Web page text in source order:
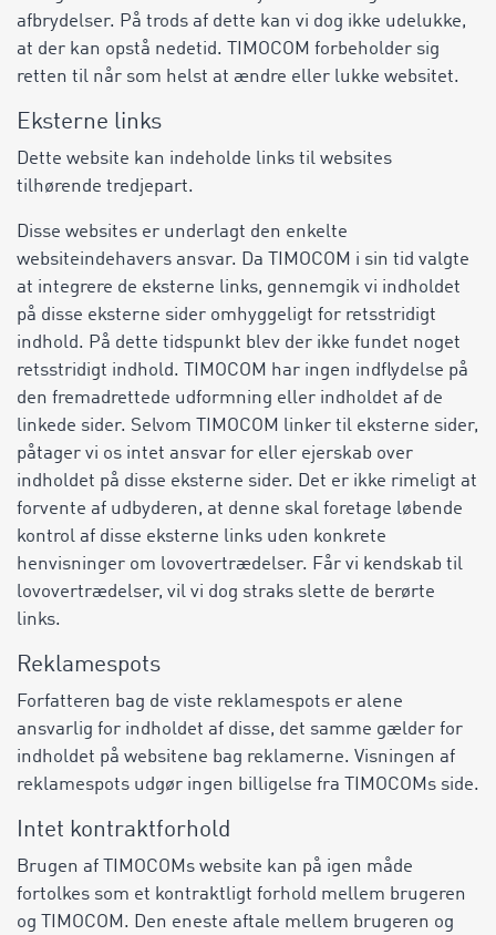
afbrydelser. På trods af dette kan vi dog ikke udelukke,
at der kan opstå nedetid. TIMOCOM forbeholder sig
retten til når som helst at ændre eller lukke websitet.
Eksterne links
Dette website kan indeholde links til websites
tilhørende tredjepart.
Disse websites er underlagt den enkelte
websiteindehavers ansvar. Da TIMOCOM i sin tid valgte
at integrere de eksterne links, gennemgik vi indholdet
på disse eksterne sider omhyggeligt for retsstridigt
indhold. På dette tidspunkt blev der ikke fundet noget
retsstridigt indhold. TIMOCOM har ingen indflydelse på
den fremadrettede udformning eller indholdet af de
linkede sider. Selvom TIMOCOM linker til eksterne sider,
påtager vi os intet ansvar for eller ejerskab over
indholdet på disse eksterne sider. Det er ikke rimeligt at
forvente af udbyderen, at denne skal foretage løbende
kontrol af disse eksterne links uden konkrete
henvisninger om lovovertrædelser. Får vi kendskab til
lovovertrædelser, vil vi dog straks slette de berørte
links.
Reklamespots
Forfatteren bag de viste reklamespots er alene
ansvarlig for indholdet af disse, det samme gælder for
indholdet på websitene bag reklamerne. Visningen af
reklamespots udgør ingen billigelse fra TIMOCOMs side.
Intet kontraktforhold
Brugen af TIMOCOMs website kan på igen måde
fortolkes som et kontraktligt forhold mellem brugeren
og TIMOCOM. Den eneste aftale mellem brugeren og